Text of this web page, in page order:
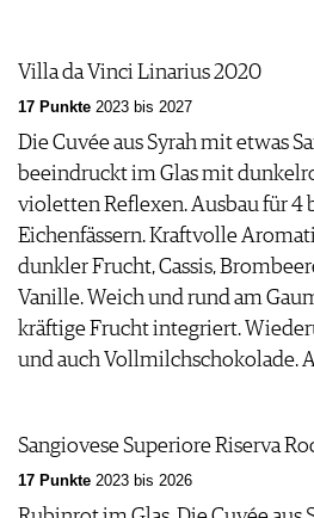
Villa da Vinci Linarius 2020
17 Punkte 2023 bis 2027
Die Cuvée aus Syrah mit etwas
beeindruckt im Glas mit
violetten Reflexen. Ausbau für 4
Eichenfässern. Kraftvolle
dunkler Frucht, Cassis,
Vanille. Weich und rund am
kräftige Frucht integriert.
und auch Vollmilchschokolade.
Sangiovese Superiore Riserva
17 Punkte 2023 bis 2026